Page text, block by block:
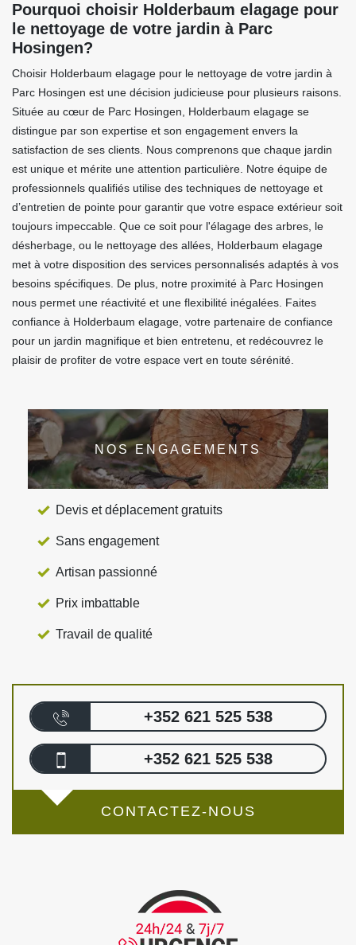
Pourquoi choisir Holderbaum elagage pour
le nettoyage de votre jardin à Parc
Hosingen?
Choisir Holderbaum elagage pour le nettoyage de votre jardin à
Parc Hosingen est une décision judicieuse pour plusieurs raisons.
Située au cœur de Parc Hosingen, Holderbaum elagage se
distingue par son expertise et son engagement envers la
satisfaction de ses clients. Nous comprenons que chaque jardin
est unique et mérite une attention particulière. Notre équipe de
professionnels qualifiés utilise des techniques de nettoyage et
d’entretien de pointe pour garantir que votre espace extérieur soit
toujours impeccable. Que ce soit pour l'élagage des arbres, le
désherbage, ou le nettoyage des allées, Holderbaum elagage
met à votre disposition des services personnalisés adaptés à vos
besoins spécifiques. De plus, notre proximité à Parc Hosingen
nous permet une réactivité et une flexibilité inégalées. Faites
confiance à Holderbaum elagage, votre partenaire de confiance
pour un jardin magnifique et bien entretenu, et redécouvrez le
plaisir de profiter de votre espace vert en toute sérénité.
NOS ENGAGEMENTS
Devis et déplacement gratuits
Sans engagement
Artisan passionné
Prix imbattable
Travail de qualité
+352 621 525 538
+352 621 525 538
CONTACTEZ-NOUS